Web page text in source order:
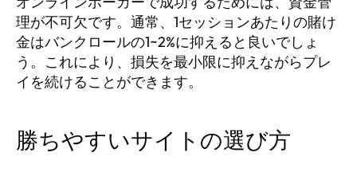
理が不可欠です。通常、1セッションあたりの賭け
金はバンクロールの1~2%に抑えると良いでしょ
う。これにより、損失を最小限に抑えながらプレ
イを続けることができます。
勝ちやすいサイトの選び方